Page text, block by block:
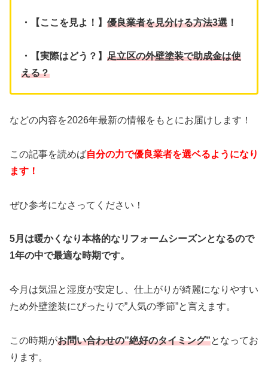
・【ここを見よ！】 優良業者を見分ける方法3選 ！
・【実際はどう？】 足立区の外壁塗装で助成金は使
える？
などの内容を2026年最新の情報をもとにお届けします！
この記事を読めば自分の力で優良業者を選ベるようになり
ます！
ぜひ参考になさってください！
5月は暖かくなり本格的なリフォームシーズンとなるので
1年の中で最適な時期です。
今月は気温と湿度が安定し、仕上がりが綺麗になりやすい
ため外壁塗装にぴったりで”人気の季節”と言えます。
この時期がお問い合わせの”絶好のタイミング”となってお
ります。